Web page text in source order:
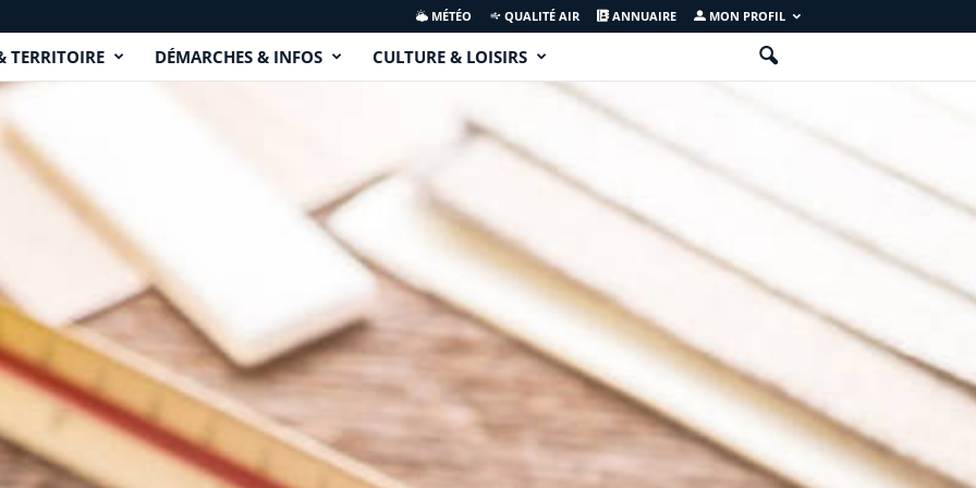
MÉTÉO QUALITÉ AIR ANNUAIRE MON PROFIL
TERRITOIRE DÉMARCHES & INFOS CULTURE & LOISIRS